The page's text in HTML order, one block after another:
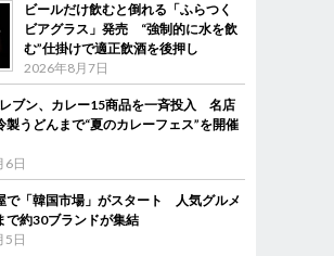
ビールだけ飲むと倒れる「ふらつく
ビアグラス」発売 “強制的に水を飲
む”仕掛けで適正飲酒を後押し
2026年8月7日
ブン、カレー15商品を一斉投入 名店
製うどんまで“夏のカレーフェス”を開催
6日
で「韓国市場」がスタート 人気グルメ
で約30ブランドが集結
5日